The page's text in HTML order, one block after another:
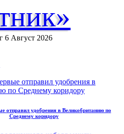
6 Август 2026
отправил удобрения в Великобританию по
Среднему коридору